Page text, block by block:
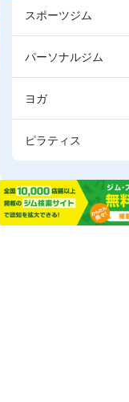
スポーツジム
パーソナルジム
ヨガ
ピラティス